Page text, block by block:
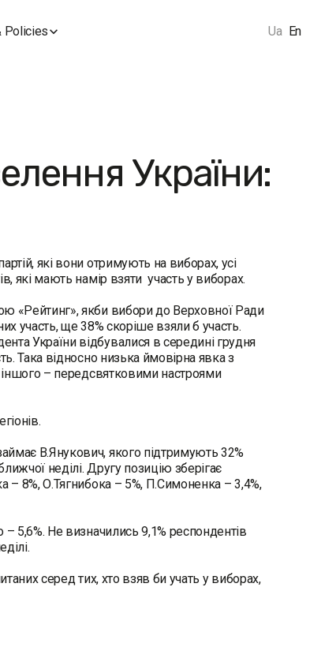
Policies Ua En
України:
які вони отримують на виборах, усі
які мають намір взяти участь у виборах.
«Рейтинг», якби вибори до Верховної Ради
участь, ще 38% скоріше взяли б участь.
України відбувалися в середині грудня
Така відносно низька ймовірна явка з
– передсвятковими настроями
В.Янукович, якого підтримують 32%
неділі. Другу позицію зберігає
– 8%, О.Тягнибока – 5%, П.Симоненка – 3,4%,
5,6%. Не визначились 9,1% респондентів
серед тих, хто взяв би учать у виборах,